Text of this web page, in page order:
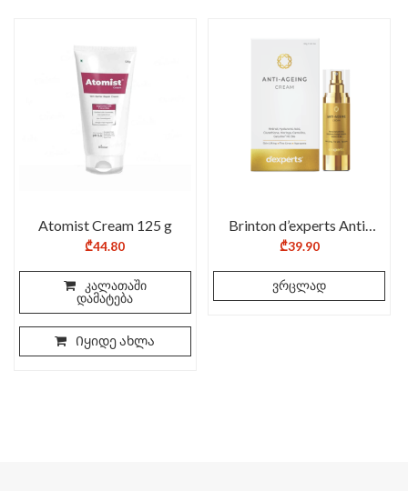
Atomist Cream 125 g
₾44.80
კალათაში
დამატება
Იყიდე ახლა
Brinton d’experts Anti-
Ageing Cream
₾39.90
ვრცლად